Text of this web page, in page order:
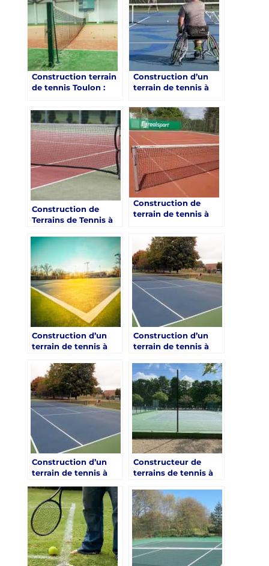
Construction terrain
de tennis Toulon :
assure-t-il la
démolition et la
reconstruction de
terrains de tennis
existants ?
Construction d’un
terrain de tennis à
l’accessibilité des
terrains de tennis
construits pour les
académies de tennis
Construction de
Terrains de Tennis à
L’Évolution vers des
Surfaces Recyclées
Construction de
terrain de tennis à
de l’utilisation de
revêtements de
surface écologiques
pour les académies
de tennis
Construction d’un
terrain de tennis à
centres de retraite
sportive:
L’accessibilité pour
les personnes à
mobilité réduite
Construction d’un
terrain de tennis à
centres de retraite
sportive: Les défis de
la géographie
montagneuse
Construction d’un
terrain de tennis à
centres de retraite
sportive: Les mesures
de sécurité prises en
compte en raison de
la proximité avec les
forêts
Constructeur de
terrains de tennis à
Les délais typiques
pour la construction
d’un terrain de tennis
dans le Var pour les
clubs de santé de
luxe